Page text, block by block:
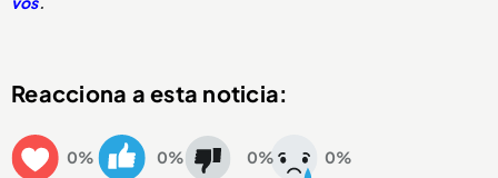
Reacciona a esta noticia:
0% 0% 0% 0%